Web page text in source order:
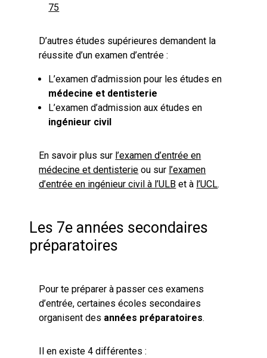
75
D’autres études supérieures demandent la
réussite d’un examen d’entrée :
L’examen d’admission pour les études en
médecine et dentisterie
L’examen d’admission aux études en
ingénieur civil
En savoir plus sur l’examen d’entrée en
médecine et dentisterie ou sur l’examen
d’entrée en ingénieur civil à l’ULB et à l’UCL.
Les 7e années secondaires
préparatoires
Pour te préparer à passer ces examens
d’entrée, certaines écoles secondaires
organisent des années préparatoires.
Il en existe 4 différentes :